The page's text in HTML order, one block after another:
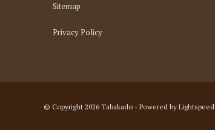
Sitemap
Privacy Policy
© Copyright 2026 Tabakado - Powered by Lightspeed